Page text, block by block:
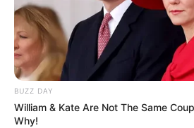
BUZZ DAY
William & Kate Are Not The Same
Why!